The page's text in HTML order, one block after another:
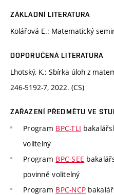
ZÁKLADNÍ LITERATURA
Kolářová E.: Matematický
DOPORUČENÁ LITERATURA
Lhotský, K.: Sbírka úloh z
246-5192-7, 2022. (CS)
ZAŘAZENÍ PŘEDMĚTU VE
Program BPC-TLI
volitelný
Program BPC-SEE
povinně volitelný
Program BPC-NCP